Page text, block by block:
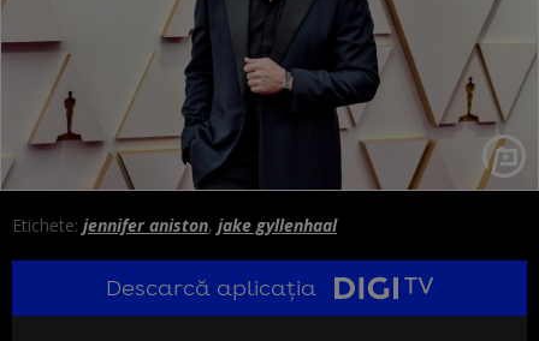
Etichete: jennifer aniston, jake gyllenhaal
Descarcă aplicația